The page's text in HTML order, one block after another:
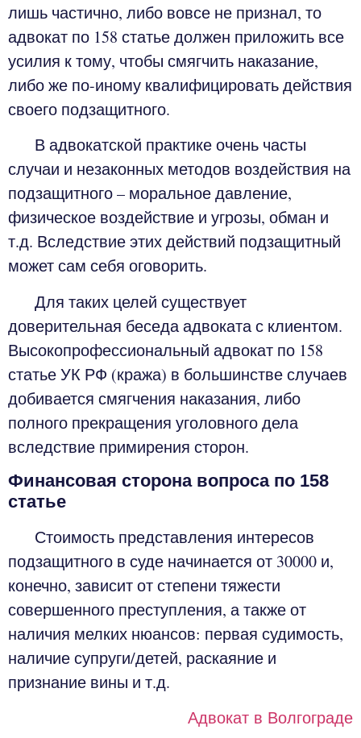
лишь частично, либо вовсе не признал, то
адвокат по 158 статье должен приложить все
усилия к тому, чтобы смягчить наказание,
либо же по-иному квалифицировать действия
своего подзащитного.
В адвокатской практике очень часты
случаи и незаконных методов воздействия на
подзащитного – моральное давление,
физическое воздействие и угрозы, обман и
т.д. Вследствие этих действий подзащитный
может сам себя оговорить.
Для таких целей существует
доверительная беседа адвоката с клиентом.
Высокопрофессиональный адвокат по 158
статье УК РФ (кража) в большинстве случаев
добивается смягчения наказания, либо
полного прекращения уголовного дела
вследствие примирения сторон.
Финансовая сторона вопроса по 158
статье
Стоимость представления интересов
подзащитного в суде начинается от 30000 и,
конечно, зависит от степени тяжести
совершенного преступления, а также от
наличия мелких нюансов: первая судимость,
наличие супруги/детей, раскаяние и
признание вины и т.д.
Адвокат в Волгограде